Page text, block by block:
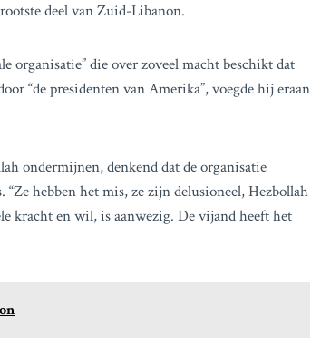
deel van Zuid-Libanon.
organisatie” die over zoveel macht beschikt dat
“de presidenten van Amerika”, voegde hij eraan
ondermijnen, denkend dat de organisatie
hebben het mis, ze zijn delusioneel, Hezbollah
kracht en wil, is aanwezig. De vijand heeft het